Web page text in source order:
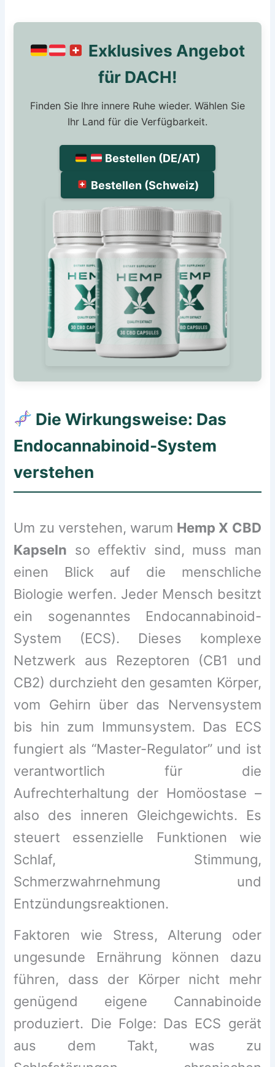
Exklusives Angebot
für DACH!
Finden Sie Ihre innere Ruhe wieder. Wählen Sie
Ihr Land für die Verfügbarkeit.
Bestellen (DE/AT)
Bestellen (Schweiz)
Die Wirkungsweise: Das
Endocannabinoid-System
verstehen
Um zu verstehen, warum Hemp X CBD
Kapseln so effektiv sind, muss man
einen Blick auf die menschliche
Biologie werfen. Jeder Mensch besitzt
ein sogenanntes Endocannabinoid-
System (ECS). Dieses komplexe
Netzwerk aus Rezeptoren (CB1 und
CB2) durchzieht den gesamten Körper,
vom Gehirn über das Nervensystem
bis hin zum Immunsystem. Das ECS
fungiert als “Master-Regulator” und ist
verantwortlich für die
Aufrechterhaltung der Homöostase –
also des inneren Gleichgewichts. Es
steuert essenzielle Funktionen wie
Schlaf, Stimmung,
Schmerzwahrnehmung und
Entzündungsreaktionen.
Faktoren wie Stress, Alterung oder
ungesunde Ernährung können dazu
führen, dass der Körper nicht mehr
genügend eigene Cannabinoide
produziert. Die Folge: Das ECS gerät
aus dem Takt, was zu